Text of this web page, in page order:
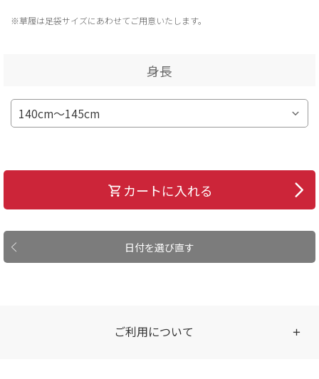
※草履は足袋サイズにあわせてご用意いたします。
身長
日付を選び直す
カートに入れる
ご利用について